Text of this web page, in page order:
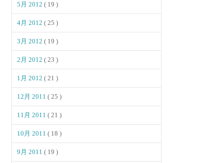
5月 2012( 19 )
4月 2012( 25 )
3月 2012( 19 )
2月 2012( 23 )
1月 2012( 21 )
12月 2011( 25 )
11月 2011( 21 )
10月 2011( 18 )
9月 2011( 19 )